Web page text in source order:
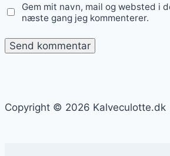
Gem mit navn, mail og websted i
næste gang jeg kommenterer.
Copyright © 2026 Kalveculotte.dk